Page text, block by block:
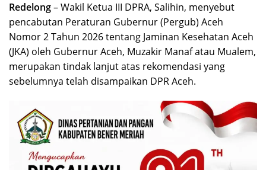
Redelong– Wakil Ketua III DPRA, Salihin, menyebut
pencabutan Peraturan Gubernur (Pergub) Aceh
Nomor 2 Tahun 2026 tentang Jaminan Kesehatan Aceh
(JKA) oleh Gubernur Aceh, Muzakir Manaf atau Mualem,
merupakan tindak lanjut atas rekomendasi yang
sebelumnya telah disampaikan DPR Aceh.